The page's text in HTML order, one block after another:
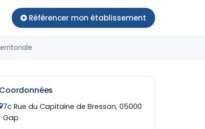
Référencer mon établissement
Coordonnées
7c Rue du Capitaine de Bresson, 05000
Gap